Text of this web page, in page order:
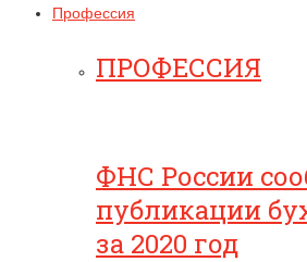
Профессия
ПРОФЕССИЯ
ФНС России
публикации
за 2020 год